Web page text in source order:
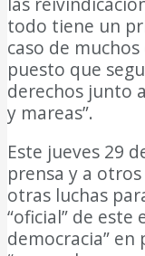
todo tiene un
caso de
puesto que
derechos junto
y mareas”.
Este jueves 29
prensa y a
otras luchas
“oficial” de este
democracia” en